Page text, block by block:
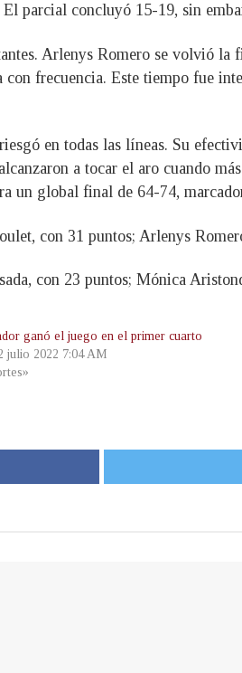
parcial concluyó 15-19, sin
Arlenys Romero se volvió la
frecuencia. Este tiempo fue
en todas las líneas. Su
a tocar el aro cuando
un global final de 64-74,
con 31 puntos; Arlenys
con 23 puntos; Mónica
ganó el juego en el primer cuarto
julio 2022 7:04 AM